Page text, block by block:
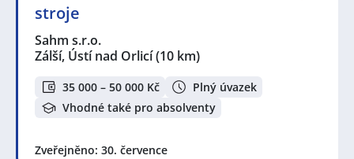
stroje
Sahm s.r.o.
Zálší, Ústí nad Orlicí(10 km)
35 000 – 50 000 Kč
Plný úvazek
Vhodné také pro absolventy
Zveřejněno: 30. července